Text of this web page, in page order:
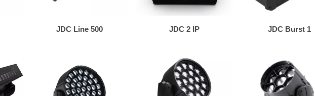
JDC Line 500 JDC 2 IP JDC Burst 1